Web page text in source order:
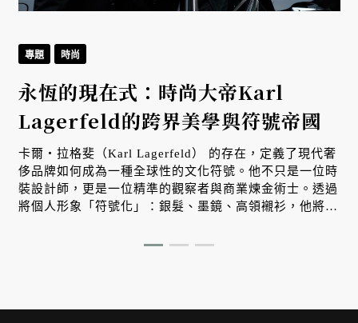
專題 時尚
永恆的現在式：時尚大帝Karl
Lagerfeld的跨界美學與符號帝國
卡爾・拉格斐（Karl Lagerfeld） 的存在，定義了現代奢
侈品牌如何成為一種全球性的文化符號。他不只是一位時
裝設計師，更是一位精準的觀察者與商業煉金術士。透過
將個人形象「符號化」：銀髮、墨鏡、高領襯衫，他將自
產業的文化語話權。 從 1983 年接手香奈兒並啟動品牌現
書的知性軍械庫。本文將探討這位「時尚大帝」如何透過